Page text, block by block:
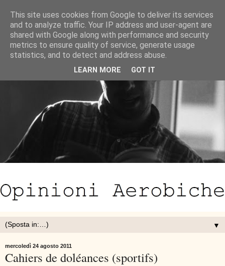
▼
mercoledì 24 agosto 2011
Cahiers de doléances (sportifs)
This site uses cookies from Google to deliver its services
and to analyze traffic. Your IP address and user-agent are
shared with Google along with performance and security
metrics to ensure quality of service, generate usage
statistics, and to detect and address abuse.
LEARN MORE GOT IT